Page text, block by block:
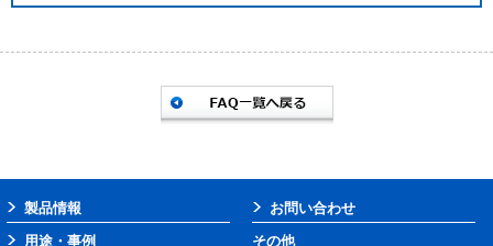
製品情報
用途・事例
お問い合わせ
その他